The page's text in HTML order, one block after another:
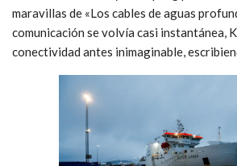
maravillas de «Los cables de aguas
comunicación se volvía casi instantánea,
conectividad antes inimaginable,